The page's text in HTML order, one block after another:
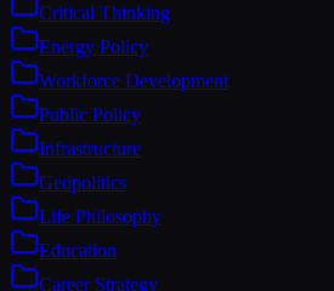
Critical Thinking
Energy Policy
Workforce Development
Public Policy
Infrastructure
Geopolitics
Life Philosophy
Education
Career Strategy